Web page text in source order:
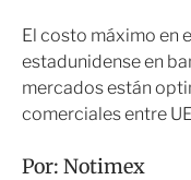
El costo máximo en
estadunidense en
mercados están
comerciales entre
Por: Notimex